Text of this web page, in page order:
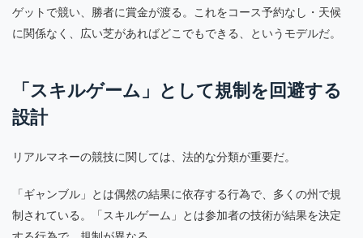
ゲットで競い、勝者に賞金が渡る。これをコース予約なし・天候
に関係なく、広い芝があればどこでもできる、というモデルだ。
「スキルゲーム」として規制を回避する
設計
リアルマネーの競技に関しては、法的な分類が重要だ。
「ギャンブル」とは偶然の結果に依存する行為で、多くの州で規
制されている。「スキルゲーム」とは参加者の技術が結果を決定